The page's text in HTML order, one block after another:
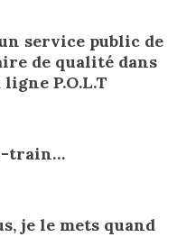
service public de
de qualité dans
P.O.L.T
train…
je le mets quand